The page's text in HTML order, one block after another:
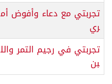
تجربتي مع دعاء وأفوض أم
ري
تجربتي في رجيم التمر والل
بن